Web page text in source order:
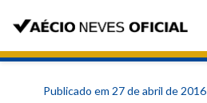
Publicado em 27 de abril de 2016